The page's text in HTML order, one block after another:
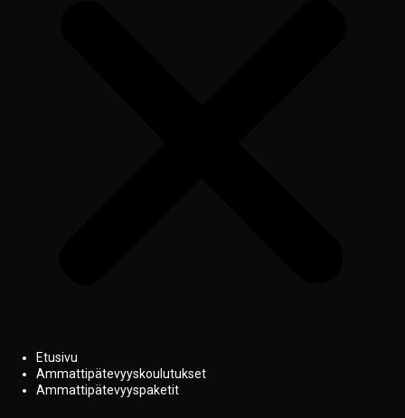
Etusivu
Ammattipätevyyskoulutukset
Ammattipätevyyspaketit